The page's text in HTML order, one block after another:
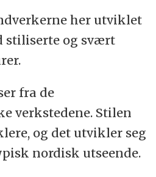
her utviklet
stiliserte og svært
fra de
verkstedene. Stilen
og det utvikler seg
nordisk utseende.